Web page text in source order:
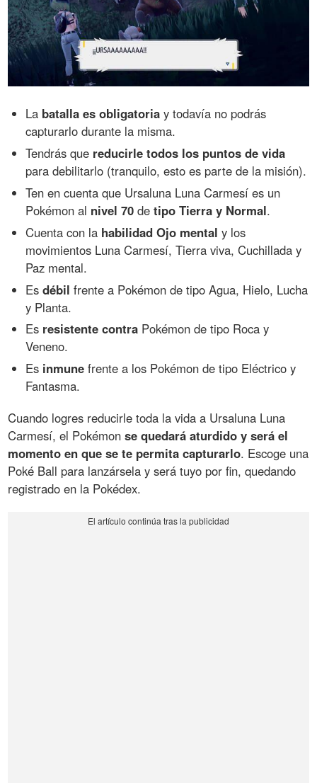
La batalla es obligatoria y todavía no podrás
capturarlo durante la misma.
Tendrás que reducirle todos los puntos de vida
para debilitarlo (tranquilo, esto es parte de la misión).
Ten en cuenta que Ursaluna Luna Carmesí es un
Pokémon al nivel 70 detipo Tierra y Normal.
Cuenta con la habilidad Ojo mental y los
movimientos Luna Carmesí, Tierra viva, Cuchillada y
Paz mental.
Esdébil frente a Pokémon de tipo Agua, Hielo, Lucha
y Planta.
Es resistente contra Pokémon de tipo Roca y
Veneno.
Es inmune frente a los Pokémon de tipo Eléctrico y
Fantasma.
Cuando logres reducirle toda la vida a Ursaluna Luna
Carmesí, el Pokémonse quedará aturdido y será el
momento en que se te permita capturarlo. Escoge una
Poké Ball para lanzársela y será tuyo por fin, quedando
registrado en la Pokédex.